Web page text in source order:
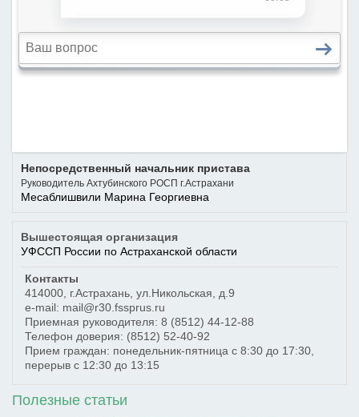
Непосредственный начальник пристава
Руководитель Ахтубинского РОСП г.Астрахани
Месаблишвили Марина Георгиевна
Вышестоящая организация
УФССП России по Астраханской области
Контакты
414000 г.Астрахань ул.Никольская, д.9
e-mail: mail@r30.fssprus.ru
Приемная руководителя: 8 (8512) 44-12-88
Телефон доверия: (8512) 52-40-92
Прием граждан: понедельник-пятница с 8:30 до 17:30,
перерыв с 12:30 до 13:15
Полезные статьи